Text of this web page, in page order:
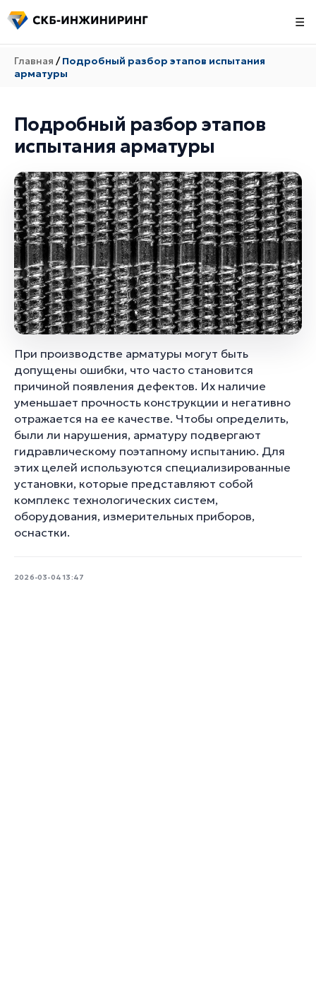
☰
Главная /Подробный разбор этапов испытания
арматуры
Подробный разбор этапов
испытания арматуры
При производстве арматуры могут быть
допущены ошибки, что часто становится
причиной появления дефектов. Их наличие
уменьшает прочность конструкции и негативно
отражается на ее качестве. Чтобы определить,
были ли нарушения, арматуру подвергают
гидравлическому поэтапному испытанию. Для
этих целей используются специализированные
установки, которые представляют собой
комплекс технологических систем,
оборудования, измерительных приборов,
оснастки.
2026-03-04 13:47